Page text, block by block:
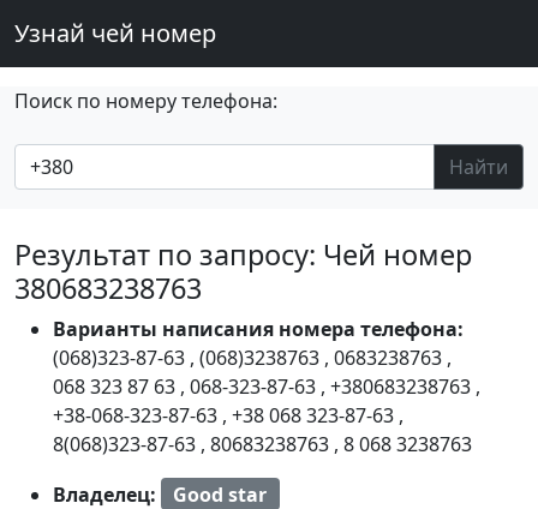
Узнай чей номер
Поиск по номеру телефона:
Найти
Результат по запросу: Чей номер
380683238763
Варианты написания номера телефона:
(068)323-87-63 , (068)3238763 , 0683238763 ,
068 323 87 63 , 068-323-87-63 , +380683238763 ,
+38-068-323-87-63 , +38 068 323-87-63 ,
8(068)323-87-63 , 80683238763 , 8 068 3238763
Владелец:
Good star